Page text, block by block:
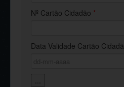
Nº Cartão Cidadão *
Data Validade Cartão
...